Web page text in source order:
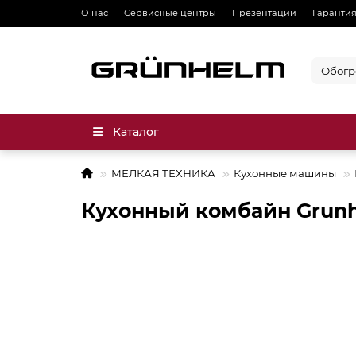
О нас Сервисные центры Презентации
Каталог
МЕЛКАЯ ТЕХНИКА Кухонные машины
Кухонный комбайн